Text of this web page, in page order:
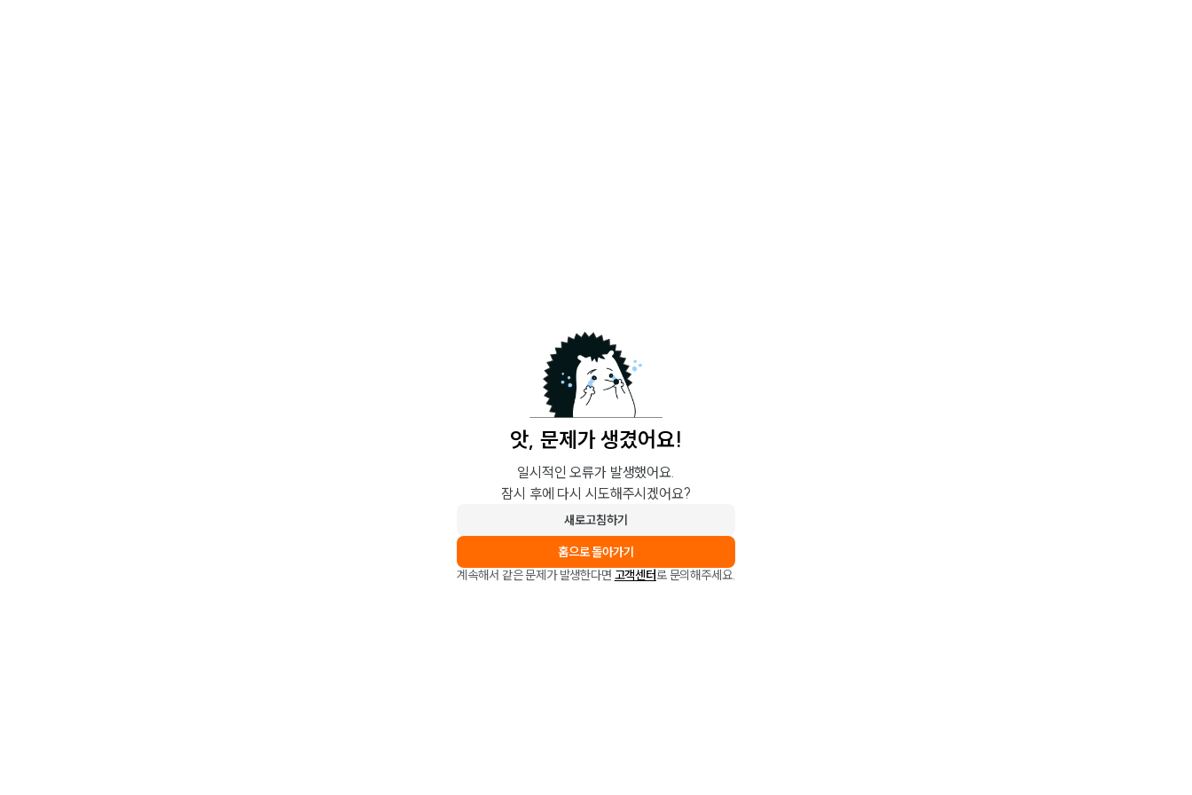
앗, 문제가 생겼어요!
일시적인 오류가 발생했어요.
잠시 후에 다시 시도해주시겠어요?
새로고침하기
홈으로 돌아가기
계속해서 같은 문제가 발생한다면 고객센터로 문의해주세요.